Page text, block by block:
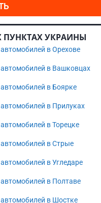
ПУНКТАХ УКРАИНЫ
в Орехове
в Вашковцах
в Боярке
в Прилуках
в Торецке
в Стрые
в Угледаре
в Полтаве
в Шостке